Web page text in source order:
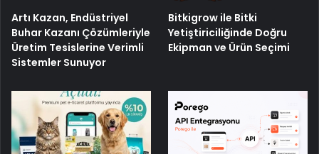
Artı Kazan, Endüstriyel
Buhar Kazanı Çözümleriyle
Üretim Tesislerine Verimli
Sistemler Sunuyor
Bitkigrow ile Bitki
Yetiştiriciliğinde Doğru
Ekipman ve Ürün Seçimi